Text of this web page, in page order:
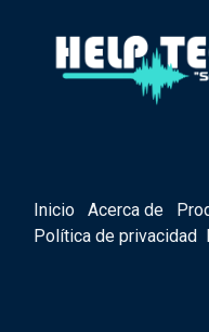
Inicio Acerca de
Política de privacidad